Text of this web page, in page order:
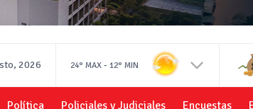
2026 24° MAX - 12° MIN
Política Policiales y Judiciales Encuestas